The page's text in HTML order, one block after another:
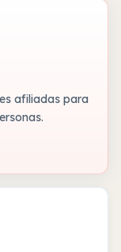
afiliadas para